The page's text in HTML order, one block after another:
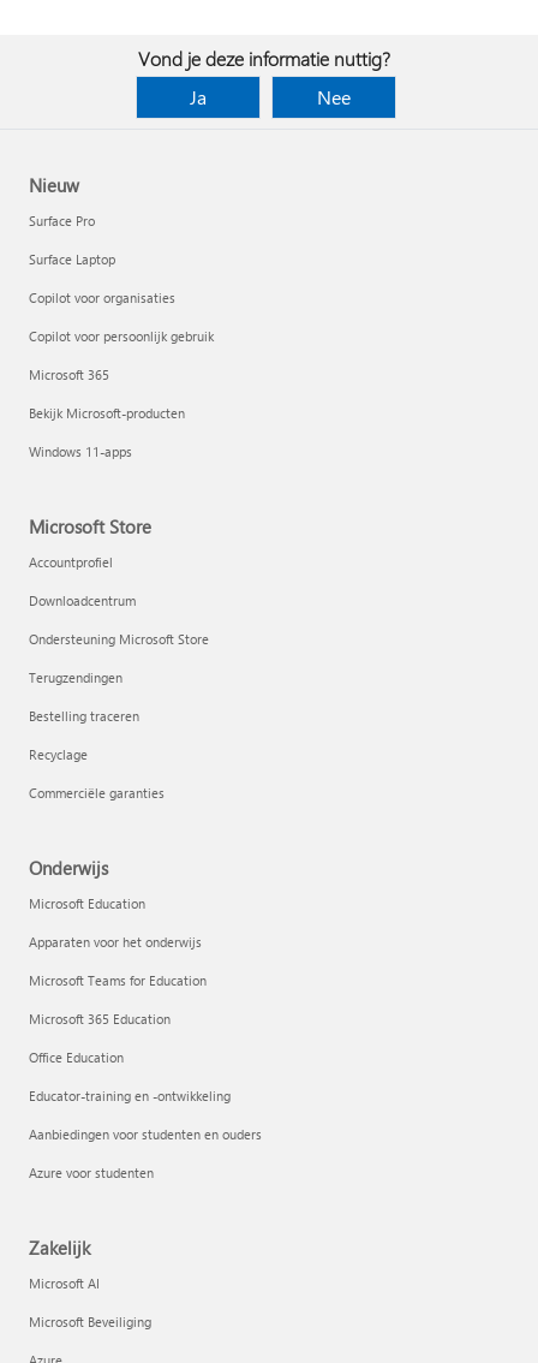
Vond je deze informatie nuttig?
Ja
Nee
Nieuw
Surface Pro
Surface Laptop
Copilot voor organisaties
Copilot voor persoonlijk gebruik
Microsoft 365
Bekijk Microsoft-producten
Windows 11-apps
Microsoft Store
Accountprofiel
Downloadcentrum
Ondersteuning Microsoft Store
Terugzendingen
Bestelling traceren
Recyclage
Commerciële garanties
Onderwijs
Microsoft Education
Apparaten voor het onderwijs
Microsoft Teams for Education
Microsoft 365 Education
Office Education
Educator-training en -ontwikkeling
Aanbiedingen voor studenten en ouders
Azure voor studenten
Zakelijk
Microsoft AI
Microsoft Beveiliging